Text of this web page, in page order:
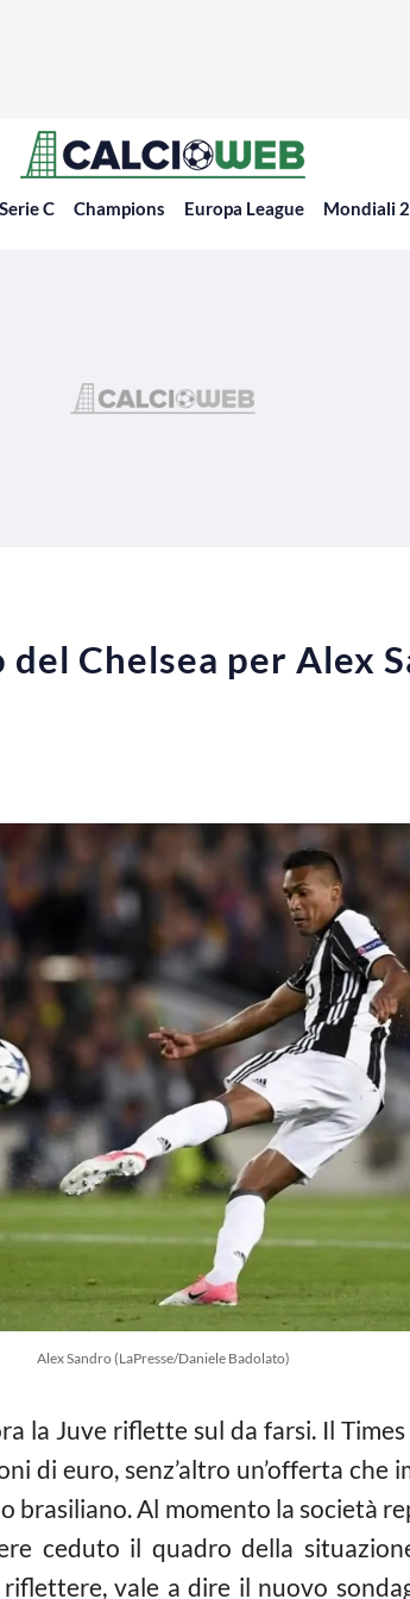
Serie C Champions Europa League Mondiali
Chelsea per Alex
Alex Sandro (LaPresse/Daniele Badolato)
la Juve riflette sul da farsi. Il
di euro, senz’altro un’offerta che
brasiliano. Al momento la società
ceduto il quadro della
vale a dire il nuovo